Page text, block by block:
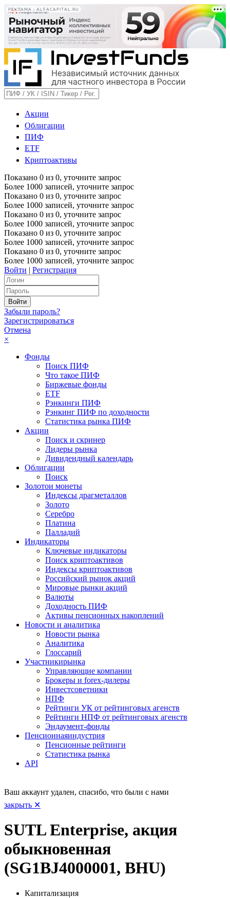
РЕКЛАМА • ALFACAPITAL.RU
Акции
Облигации
ПИФ
ETF
Криптоактивы
Показано 0 из 0, уточните запрос
Более 1000 записей, уточните запрос
Показано 0 из 0, уточните запрос
Более 1000 записей, уточните запрос
Показано 0 из 0, уточните запрос
Более 1000 записей, уточните запрос
Показано 0 из 0, уточните запрос
Более 1000 записей, уточните запрос
Показано 0 из 0, уточните запрос
Более 1000 записей, уточните запрос
Войти | Регистрация
Забыли пароль?
Зарегистрироваться
Отмена
×
Фонды
Поиск ПИФ
Что такое ПИФ
Биржевые фонды
ETF
Рэнкинги ПИФ
Рэнкинг ПИФ по доходности
Статистика рынка ПИФ
Акции
Поиск и скринер
Лидеры рынка
Дивидендный календарь
Облигации
Поиск
Золотои монеты
Индексы драгметаллов
Золото
Серебро
Платина
Палладий
Индикаторы
Ключевые индикаторы
Поиск криптоактивов
Индексы криптоактивов
Российский рынок акций
Мировые рынки акций
Валюты
Доходность ПИФ
Активы пенсионных накоплений
Новости и аналитика
Новости рынка
Аналитика
Глоссарий
Участникирынка
Управляющие компании
Брокеры и forex-дилеры
Инвестсоветники
НПФ
Рейтинги УК от рейтинговых агенств
Рейтинги НПФ от рейтинговых агенств
Эндаумент-фонды
Пенсионнаяиндустрия
Пенсионные рейтинги
Статистика рынка
API
Ваш аккаунт удален, спасибо, что были с нами
закрыть ✕
SUTL Enterprise, акция
обыкновенная
(SG1BJ4000001, BHU)
Капитализация